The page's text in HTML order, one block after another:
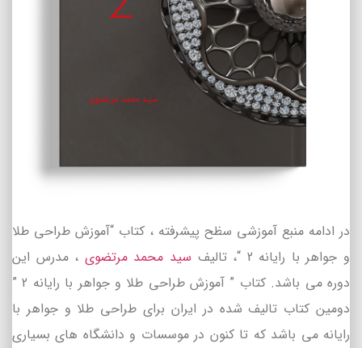
در ادامه منبع آموزشی سظح پیشرفته ، کتاب “آموزش طراحی طلا
و جواهر با رایانه 2 “، تالیف
سید محمد مرتضوی ، مدرس این
دوره می باشد. کتاب ” آموزش طراحی طلا و جواهر با رایانه 2 ”
دومین کتاب تالیف شده در ایران برای طراحی طلا و جواهر با
رایانه می باشد که تا کنون در موسسات و دانشگاه های بسیاری